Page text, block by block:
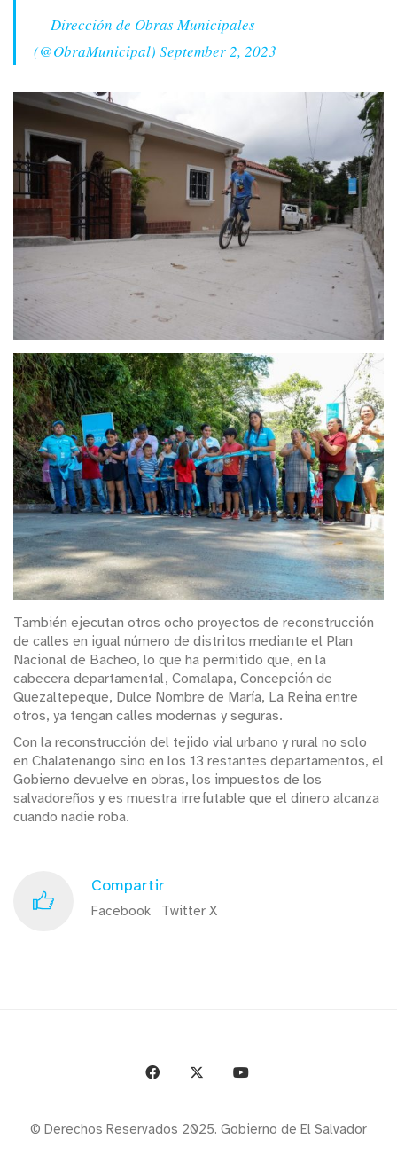
— Dirección de Obras Municipales
(@ObraMunicipal) September 2, 2023
También ejecutan otros ocho proyectos de reconstrucción
de calles en igual número de distritos mediante el Plan
Nacional de Bacheo, lo que ha permitido que, en la
cabecera departamental, Comalapa, Concepción de
Quezaltepeque, Dulce Nombre de María, La Reina entre
otros, ya tengan calles modernas y seguras.
Con la reconstrucción del tejido vial urbano y rural no solo
en Chalatenango sino en los 13 restantes departamentos, el
Gobierno devuelve en obras, los impuestos de los
salvadoreños y es muestra irrefutable que el dinero alcanza
cuando nadie roba.
Compartir
Facebook Twitter X
© Derechos Reservados 2025. Gobierno de El Salvador